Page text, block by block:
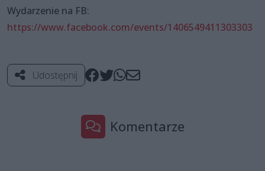
Wydarzenie na FB:
https://www.facebook.com/events/1406549411303303
Udostępnij
Komentarze